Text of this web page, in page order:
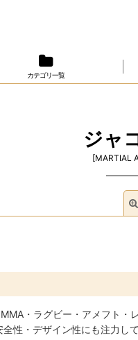
カテゴリ一覧
ジャ
[MARTIAL
絞り込
・ラグビー・アメフト
性・デザイン性にも注力し